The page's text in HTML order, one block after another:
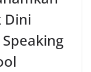
Dini